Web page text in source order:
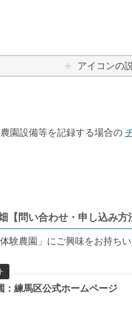
アイコンの
園設備等を記録する場合の
【問い合わせ・申し込み方
験農園」にご興味をお持ち
：練馬区公式ホームページ